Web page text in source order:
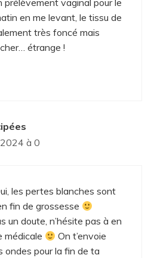
prélèvement vaginal pour le
en me levant, le tissu de
très foncé mais
étrange !
à 0
les pertes blanches sont
fin de grossesse
un doute, n’hésite pas à en
médicale
On t’envoie
ondes pour la fin de ta